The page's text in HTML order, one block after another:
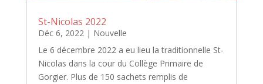
St-Nicolas 2022
Déc 6, 2022| Nouvelle
Le 6 décembre 2022 a eu lieu la traditionnelle St-
Nicolas dans la cour du Collège Primaire de
Gorgier. Plus de 150 sachets remplis de